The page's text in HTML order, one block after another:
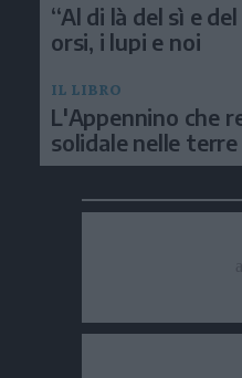
“Al di là del sì e
orsi, i lupi e noi
IL LIBRO
L'Appennino che
solidale nelle terre